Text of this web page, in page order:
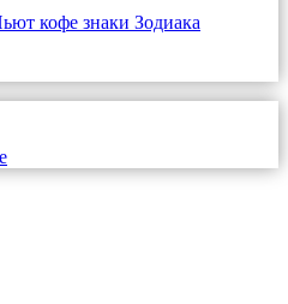
кофе знаки Зодиака